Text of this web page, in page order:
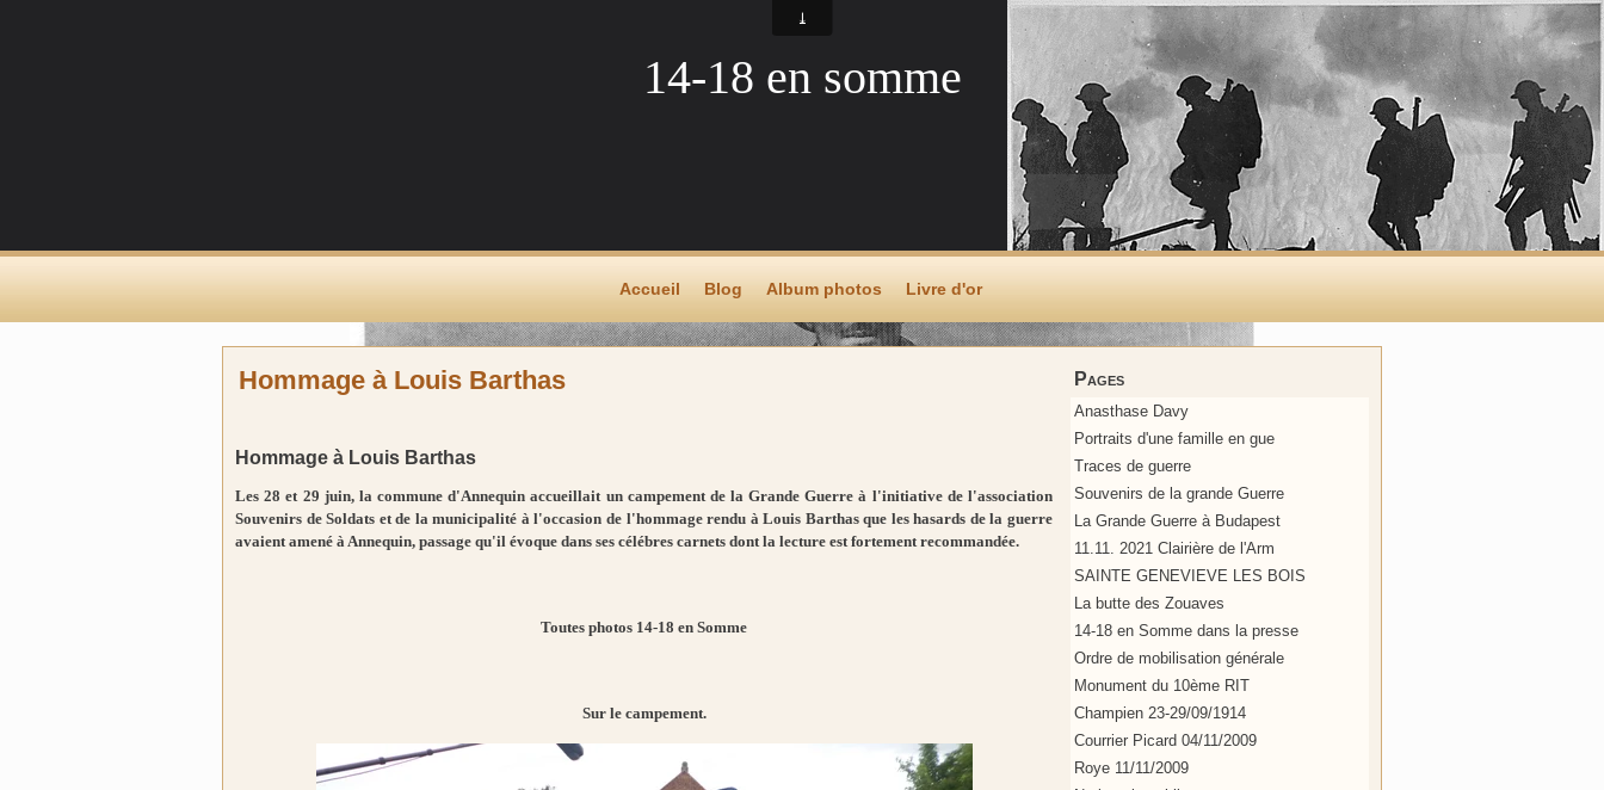
14-18 en somme
Accueil Blog Album photos Livre d'or
Pages
Anasthase Davy
Portraits d'une famille en gue
Traces de guerre
Souvenirs de la grande Guerre
La Grande Guerre à Budapest
11.11. 2021 Clairière de l'Arm
SAINTE GENEVIEVE LES BOIS
La butte des Zouaves
14-18 en Somme dans la presse
Ordre de mobilisation générale
Monument du 10ème RIT
Champien 23-29/09/1914
Courrier Picard 04/11/2009
Roye 11/11/2009
Hommage à Louis Barthas
Hommage à Louis Barthas
Les 28 et 29 juin, la commune d'Annequin accueillait un campement de la Grande Guerre à l'initiative de l'association
Souvenirs de Soldats et de la municipalité à l'occasion de l'hommage rendu à Louis Barthas que les hasards de la guerre
avaient amené à Annequin, passage qu'il évoque dans ses célébres carnets dont la lecture est fortement recommandée.
Toutes photos 14-18 en Somme
Sur le campement.